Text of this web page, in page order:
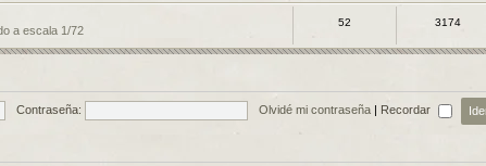
a escala 1/72
52 3174
Contraseña: Olvidé mi contraseña | Recordar